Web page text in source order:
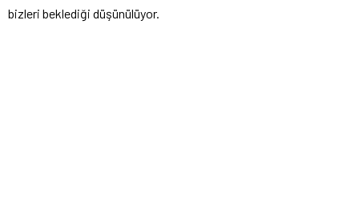
bizleri beklediği düşünülüyor.